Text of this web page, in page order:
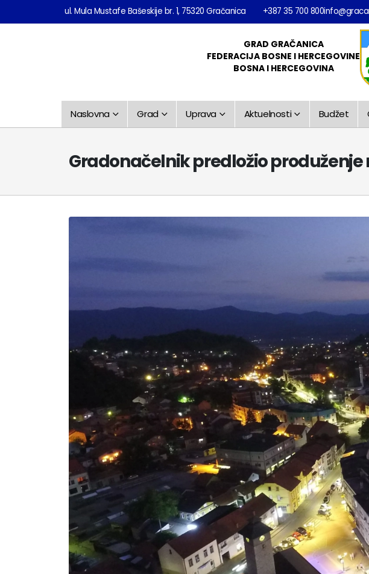
ul. Mula Mustafe Bašeskije br. 1, 75320 Gračanica +387 35 700 800
GRAD GRAČANICA
FEDERACIJA BOSNE I HERCEGOVINE
BOSNA I HERCEGOVINA
Naslovna Grad Uprava Aktuelnosti Budžet
Gradonačelnik predložio